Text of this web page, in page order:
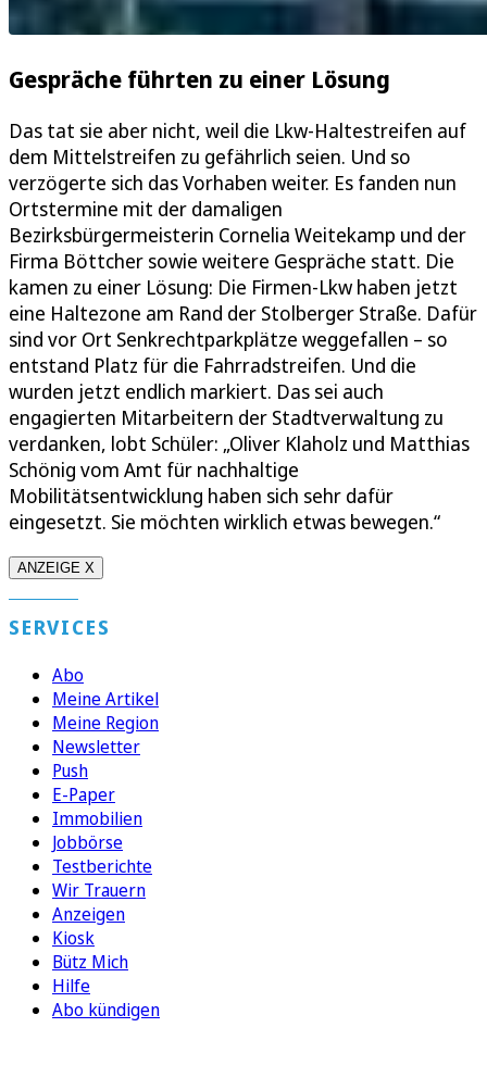
Gespräche führten zu einer Lösung
Das tat sie aber nicht, weil die Lkw-Haltestreifen auf
dem Mittelstreifen zu gefährlich seien. Und so
verzögerte sich das Vorhaben weiter. Es fanden nun
Ortstermine mit der damaligen
Bezirksbürgermeisterin Cornelia Weitekamp und der
Firma Böttcher sowie weitere Gespräche statt. Die
kamen zu einer Lösung: Die Firmen-Lkw haben jetzt
eine Haltezone am Rand der Stolberger Straße. Dafür
sind vor Ort Senkrechtparkplätze weggefallen – so
entstand Platz für die Fahrradstreifen. Und die
wurden jetzt endlich markiert. Das sei auch
engagierten Mitarbeitern der Stadtverwaltung zu
verdanken, lobt Schüler: „Oliver Klaholz und Matthias
Schönig vom Amt für nachhaltige
Mobilitätsentwicklung haben sich sehr dafür
eingesetzt. Sie möchten wirklich etwas bewegen.“
ANZEIGE X
SERVICES
Abo
Meine Artikel
Meine Region
Newsletter
Push
E-Paper
Immobilien
Jobbörse
Testberichte
Wir Trauern
Anzeigen
Kiosk
Bütz Mich
Hilfe
Abo kündigen